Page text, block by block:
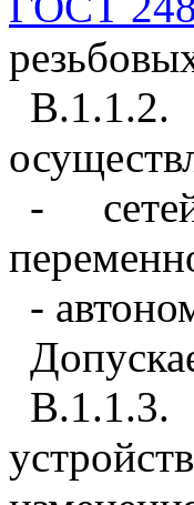
-
-